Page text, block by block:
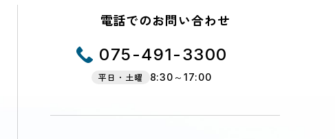
電話でのお問い合わせ
075-491-3300
平日・土曜 8:30～17:00